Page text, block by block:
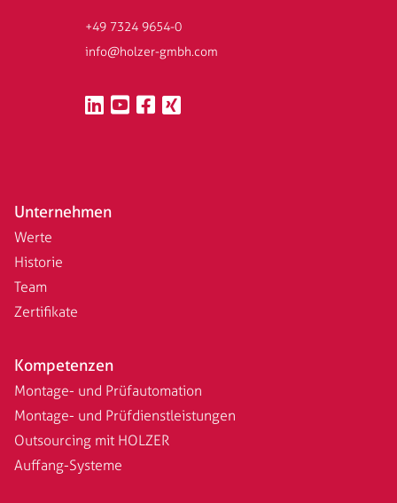
+49 7324 9654-0
info@holzer-gmbh.com
Unternehmen
Werte
Historie
Team
Zertifikate
Kompetenzen
Montage- und Prüfautomation
Montage- und Prüfdienstleistungen
Outsourcing mit HOLZER
Auffang-Systeme